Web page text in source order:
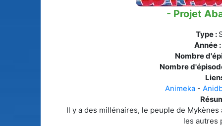
Tous les mangas
(273)- Projet
Type :
Année :
Nombre
Nombre
Animeka -
Il y a des millénaires, le peuple de
les autres